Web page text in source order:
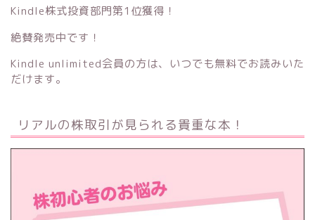
Kindle株式投資部門第1位獲得！
絶賛発売中です！
Kindle unlimited会員の方は、いつでも無料でお読みいた
だけます。
リアルの株取引が見られる貴重な本！